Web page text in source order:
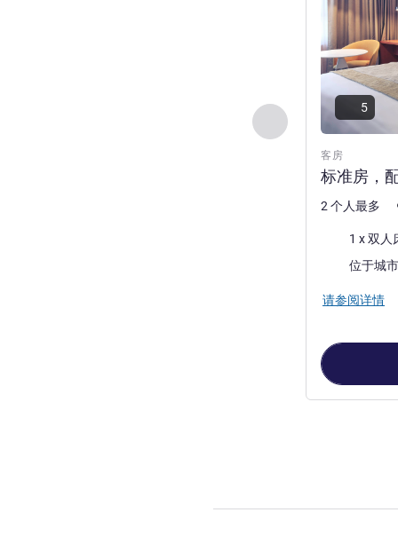
上一个 - 客房
客房
标准房，
5
2 个人最多
床上用品1 x 双人
请参阅详情